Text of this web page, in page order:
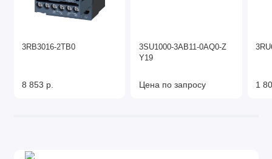
3RB3016-2TB0
8 853 р.
3SU1000-3AB11-0AQ0-Z
Y19
Цена по запросу 1